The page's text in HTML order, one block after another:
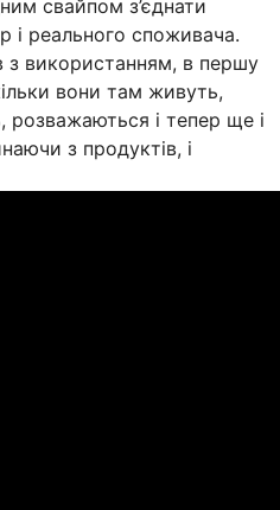
свайпом з’єднати
і реального споживача.
з використанням, в першу
вони там живуть,
розважаються і тепер ще і
з продуктів, і